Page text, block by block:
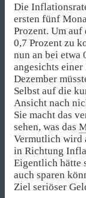
Die
ersten fünf
Prozent. Um auf
0,7 Prozent zu
nun an bei etwa
angesichts
Dezember
Selbst auf die
Ansicht nach
Sie macht das
sehen, was das
Vermutlich wird
in Richtung
Eigentlich hätte
auch sparen
Ziel seriöser